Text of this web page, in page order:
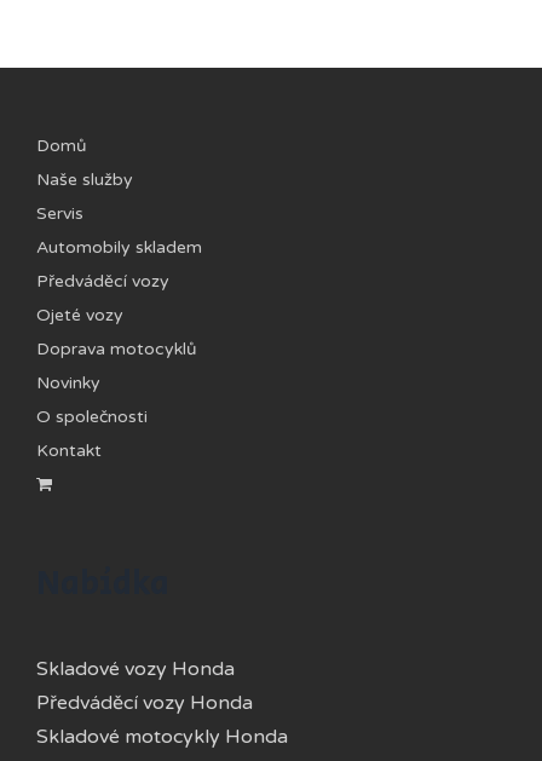
Domů
Naše služby
Servis
Automobily skladem
Předváděcí vozy
Ojeté vozy
Doprava motocyklů
Novinky
O společnosti
Kontakt
Skladové vozy Honda
Předváděcí vozy Honda
Skladové motocykly Honda